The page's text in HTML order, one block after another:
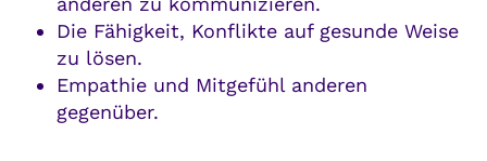
Die Fähigkeit, Konflikte auf gesunde Weise
zu lösen.
Empathie und Mitgefühl anderen
gegenüber.